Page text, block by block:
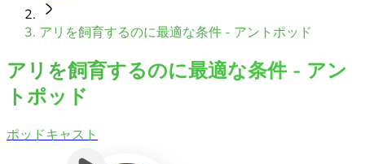
アリを飼育するのに最適な条件 - アントポッド
アリを飼育するのに最適な条件 - アン
トポッド
ポッドキャスト